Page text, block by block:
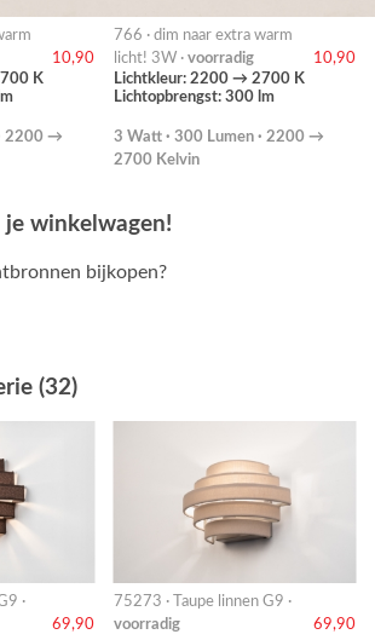
10,90
K
2200 →
766 · dim naar extra warm
licht! 3W · voorradig
10,90
Lichtkleur: 2200 → 2700 K
Lichtopbrengst: 300 lm
3 Watt · 300 Lumen · 2200 →
2700 Kelvin
je winkelwagen!
bijkopen?
(32)
·
69,90
75273 · Taupe linnen G9 ·
voorradig
69,90